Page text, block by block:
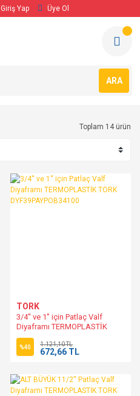
Giriş Yap Üye Ol
ARA
Toplam 14 ürün
TORK
3/4'' ve 1'' için Patlaç Valf
Diyaframı TERMOPLASTİK
TORK DYF39PAYPOB34100
%40 1.121,10 TL
672,66 TL